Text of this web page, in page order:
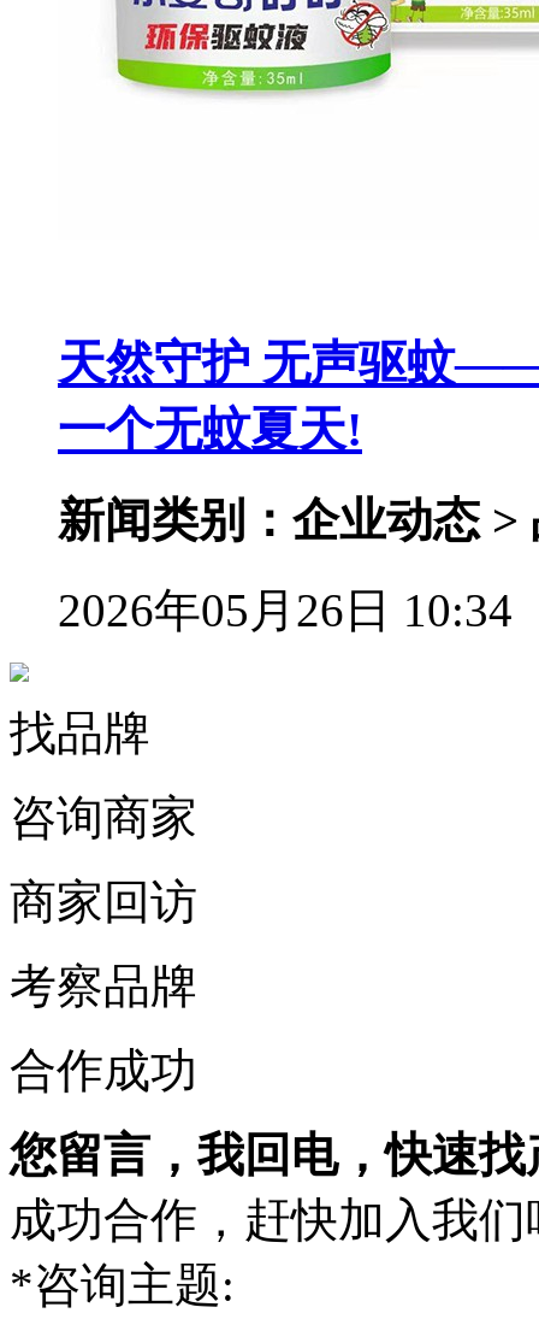
天然守护 无声驱蚊
一个无蚊夏天!
新闻类别：企业动态 >
2026年05月26日 10:34
找品牌
咨询商家
商家回访
考察品牌
合作成功
您留言，我回电，快速找
成功合作，赶快加入我们
*咨询主题: